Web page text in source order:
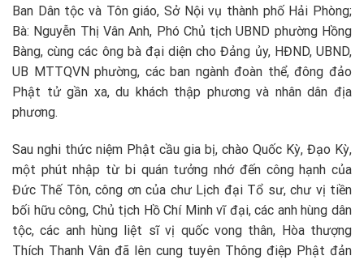
Ban Dân tộc và Tôn giáo, Sở Nội vụ thành phố Hải Phòng;
Bà: Nguyễn Thị Vân Anh, Phó Chủ tịch UBND phường Hồng
Bàng, cùng các ông bà đại diện cho Đảng ủy, HĐND, UBND,
UB MTTQVN phường, các ban ngành đoàn thể, đông đảo
Phật tử gần xa, du khách thập phương và nhân dân địa
phương.
Sau nghi thức niệm Phật cầu gia bị, chào Quốc Kỳ, Đạo Kỳ,
một phút nhập từ bi quán tưởng nhớ đến công hạnh của
Đức Thế Tôn, công ơn của chư Lịch đại Tổ sư, chư vị tiền
bối hữu công, Chủ tịch Hồ Chí Minh vĩ đại, các anh hùng dân
tộc, các anh hùng liệt sĩ vị quốc vong thân, Hòa thượng
Thích Thanh Vân đã lên cung tuyên Thông điệp Phật đản